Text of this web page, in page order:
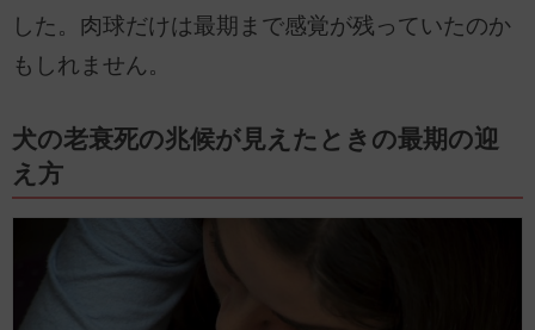
した。肉球だけは最期まで感覚が残っていたのか
もしれません。
犬の老衰死の兆候が見えたときの最期の迎
え方